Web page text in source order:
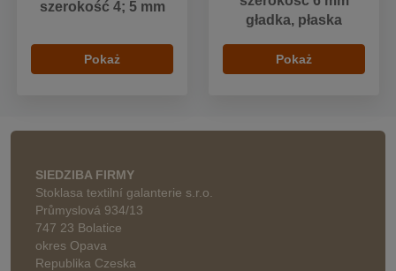
szerokość 4; 5 mm
Pokaż
gładka, płaska
Pokaż
SIEDZIBA FIRMY
Stoklasa textilní galanterie s.r.o.
Průmyslová 934/13
747 23 Bolatice
okres Opava
Republika Czeska